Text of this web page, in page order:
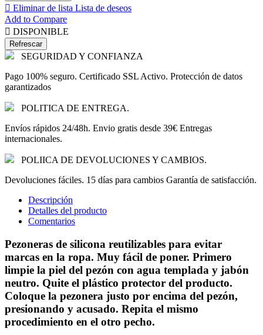
 Eliminar de lista Lista de deseos
Add to Compare
 DISPONIBLE
SEGURIDAD Y CONFIANZA
Pago 100% seguro. Certificado SSL Activo. Protección de datos
garantizados
POLITICA DE ENTREGA.
Envíos rápidos 24/48h. Envio gratis desde 39€ Entregas
internacionales.
POLIICA DE DEVOLUCIONES Y CAMBIOS.
Devoluciones fáciles. 15 días para cambios Garantía de satisfacción.
Descripción
Detalles del producto
Comentarios
Pezoneras de silicona reutilizables para evitar
marcas en la ropa. Muy fácil de poner. Primero
limpie la piel del pezón con agua templada y jabón
neutro. Quite el plástico protector del producto.
Coloque la pezonera justo por encima del pezón,
presionando y acusado. Repita el mismo
procedimiento en el otro pecho.